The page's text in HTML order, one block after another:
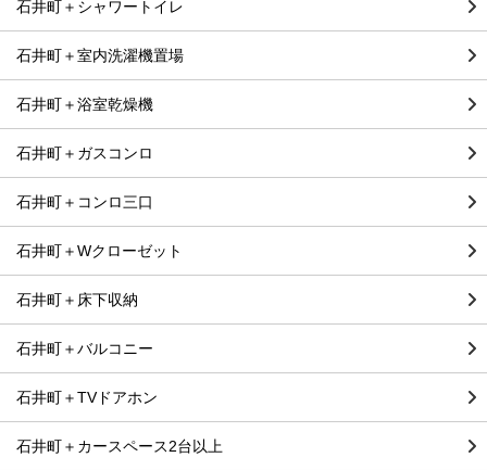
石井町＋シャワートイレ
石井町＋室内洗濯機置場
石井町＋浴室乾燥機
石井町＋ガスコンロ
石井町＋コンロ三口
石井町＋Wクローゼット
石井町＋床下収納
石井町＋バルコニー
石井町＋TVドアホン
石井町＋カースペース2台以上